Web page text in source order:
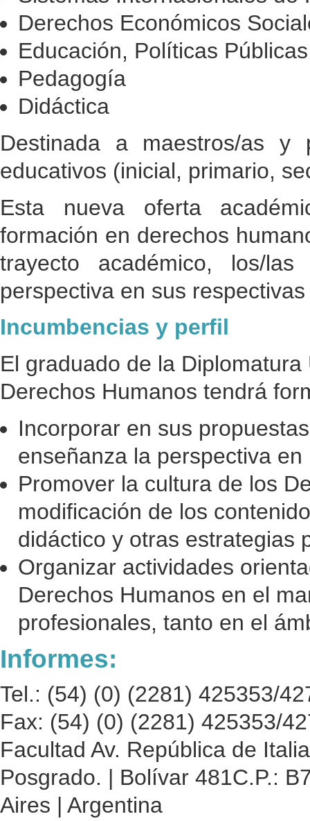
Derechos Económicos
Educación, Políticas
Pedagogía
Didáctica
Destinada a maestros/as y
educativos (inicial, primario,
Esta nueva oferta
formación en derechos
trayecto académico, los/
perspectiva en sus
Incumbencias y perfil
El graduado de la
Derechos Humanos tendrá
Incorporar en sus
enseñanza la perspectiva
Promover la cultura de los
modificación de los
didáctico y otras estrategias
Organizar actividades
Derechos Humanos en el
profesionales, tanto en el
Informes:
Tel.: (54) (0) (2281) 425353/
Fax: (54) (0) (2281) 425353/
Facultad Av. República de
Posgrado. | Bolívar 481C.P.:
Aires | Argentina